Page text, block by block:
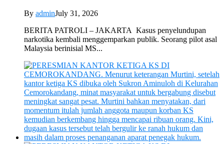
By adminJuly 31, 2026
BERITA PATROLI – JAKARTA Kasus penyelundupan
narkotika kembali menggemparkan publik. Seorang pilot asal
Malaysia berinisial MS...